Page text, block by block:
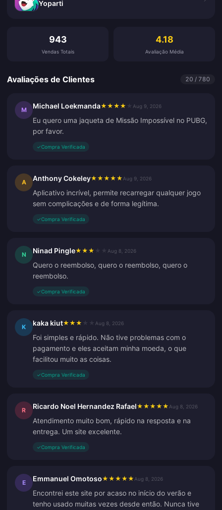
Yoparti
943
Vendas Totais
4.18
Avaliação Média
Avaliações de Clientes 20 / 780
M Michael Loekmanda★ ★ ★ ★ Aug 9, 2026
Eu quero uma jaqueta de Missão Impossível no PUBG,
por favor.
✓Compra Verificada
A Anthony Cokeley★ ★ ★ ★ ★ Aug 9, 2026
Aplicativo incrível, permite recarregar qualquer jogo
sem complicações e de forma legítima.
✓Compra Verificada
N Ninad Pingle★ ★ ★ Aug 8, 2026
Quero o reembolso, quero o reembolso, quero o
reembolso.
✓Compra Verificada
K kaka kiut★ ★ ★ Aug 8, 2026
Foi simples e rápido. Não tive problemas com o
pagamento e eles aceitam minha moeda, o que
facilitou muito as coisas.
✓Compra Verificada
R Ricardo Noel Hernandez Rafael★ ★ ★ ★ ★ Aug 8, 2026
Atendimento muito bom, rápido na resposta e na
entrega. Um site excelente.
✓Compra Verificada
E Emmanuel Omotoso★ ★ ★ ★ ★ Aug 8, 2026
Encontrei este site por acaso no início do verão e
tenho usado muitas vezes desde então. Nunca tive